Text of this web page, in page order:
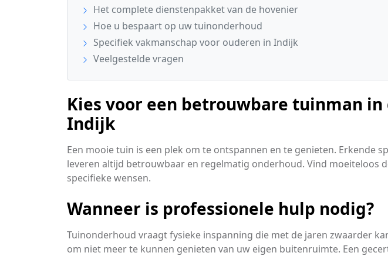
Het complete dienstenpakket van de hovenier
Hoe u bespaart op uw tuinonderhoud
Specifiek vakmanschap voor ouderen in Indijk
Veelgestelde vragen
Kies voor een betrouwbare tuinman in
Indijk
Een mooie tuin is een plek om te ontspannen en te genieten. Erkende
leveren altijd betrouwbaar en regelmatig onderhoud. Vind moeiteloos
specifieke wensen.
Wanneer is professionele hulp nodig?
Tuinonderhoud vraagt fysieke inspanning die met de jaren zwaarder
om niet meer te kunnen genieten van uw eigen buitenruimte. Een